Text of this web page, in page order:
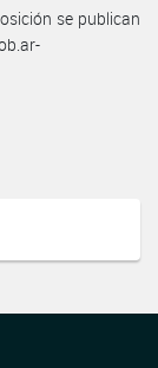
se publican